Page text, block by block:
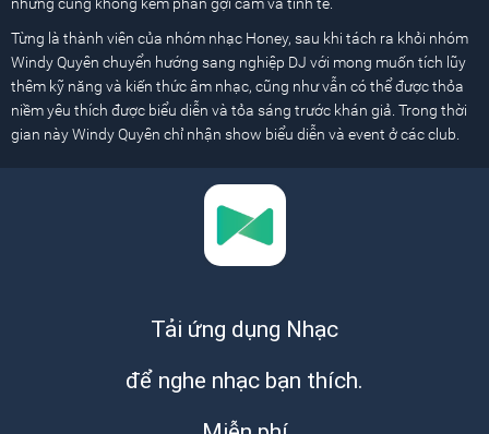
Từng là thành viên của nhóm nhạc Honey, sau khi tách ra khỏi nhóm
Windy Quyên chuyển hướng sang nghiệp DJ với mong muốn tích lũy
thêm kỹ năng và kiến thức âm nhạc, cũng như vẫn có thể được thỏa
niềm yêu thích được biểu diễn và tỏa sáng trước khán giả. Trong thời
gian này Windy Quyên chỉ nhận show biểu diễn và event ở các club.
Tải ứng dụng Nhạc
để nghe nhạc bạn thích.